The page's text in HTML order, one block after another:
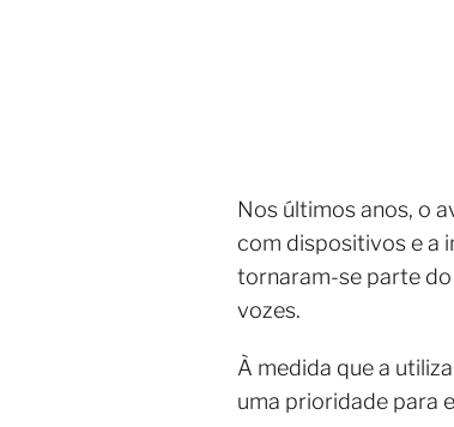
Nos últimos anos, o
com dispositivos e a
tornaram-se parte
vozes.
À medida que a
uma prioridade para